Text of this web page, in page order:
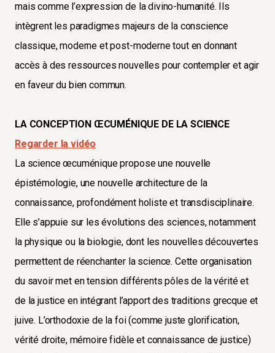
mais comme l’expression de la divino-humanité. Ils
intègrent les paradigmes majeurs de la conscience
classique, moderne et post-moderne tout en donnant
accès à des ressources nouvelles pour contempler et agir
en faveur du bien commun.
LA CONCEPTION ŒCUMÉNIQUE DE LA SCIENCE
Regarder la vidéo
La science œcuménique propose une nouvelle
épistémologie, une nouvelle architecture de la
connaissance, profondément holiste et transdisciplinaire.
Elle s’appuie sur les évolutions des sciences, notamment
la physique ou la biologie, dont les nouvelles découvertes
permettent de réenchanter la science. Cette organisation
du savoir met en tension différents pôles de la vérité et
de la justice en intégrant l’apport des traditions grecque et
juive. L’orthodoxie de la foi (comme juste glorification,
vérité droite, mémoire fidèle et connaissance de justice)